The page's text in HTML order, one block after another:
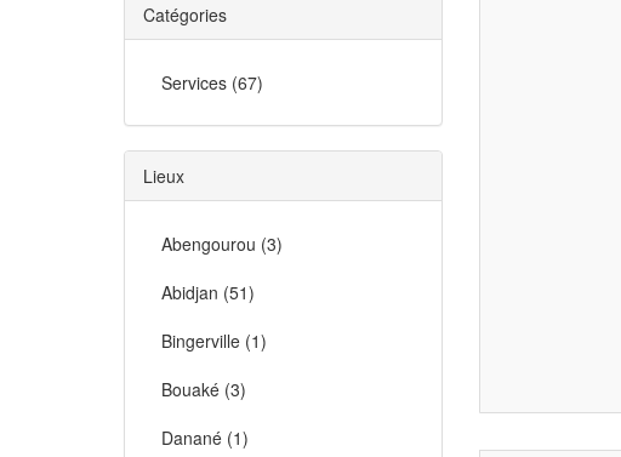
Catégories
Services (67)
Lieux
Abengourou (3)
Abidjan (51)
Bingerville (1)
Bouaké (3)
Danané (1)